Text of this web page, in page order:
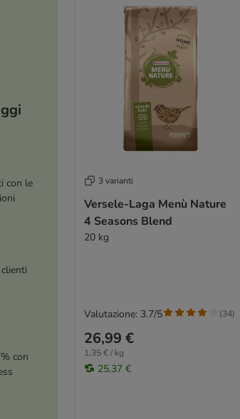
con le
con
3 varianti
Versele-Laga Menù Nature
4 Seasons Blend
20 kg
26,99 €
1,35 € / kg
25,37 €
Valutazione: 3.7/5 (34)